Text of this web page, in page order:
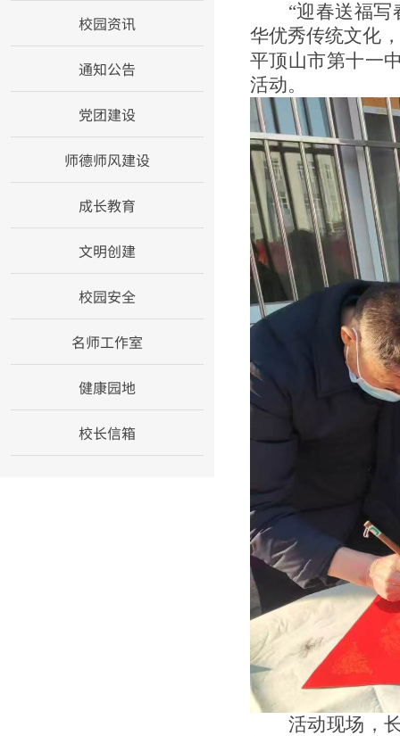
校园资讯
通知公告
党团建设
师德师风建设
成长教育
文明创建
校园安全
名师工作室
健康园地
校长信箱
“迎春送福写
华优秀传统文化
平顶山市第十一
活动。
活动现场，